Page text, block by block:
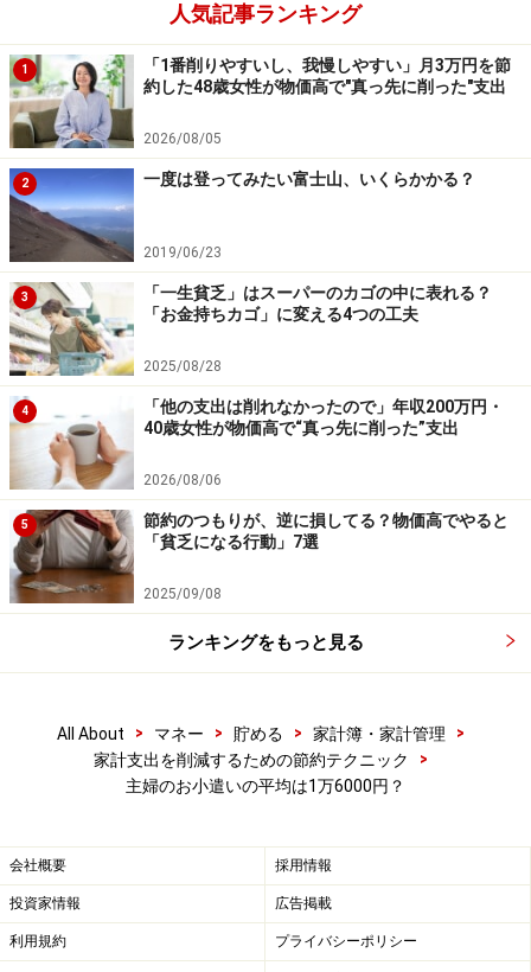
人気記事ランキング
1
「1番削りやすいし、我慢しやすい」月3万円を節
約した48歳女性が物価高で"真っ先に削った"支出
2026/08/05
2 一度は登ってみたい富士山、いくらかかる？
2019/06/23
3
「一生貧乏」はスーパーのカゴの中に表れる？
「お金持ちカゴ」に変える4つの工夫
2025/08/28
4
「他の支出は削れなかったので」年収200万円・
40歳女性が物価高で“真っ先に削った”支出
2026/08/06
5
節約のつもりが、逆に損してる？物価高でやると
「貧乏になる行動」7選
2025/09/08
ランキングをもっと見る
All About > マネー > 貯める > 家計簿・家計管理
>
家計支出を削減するための節約テクニック
>
主婦のお小遣いの平均は1万6000円？
会社概要 採用情報
投資家情報 広告掲載
利用規約 プライバシーポリシー